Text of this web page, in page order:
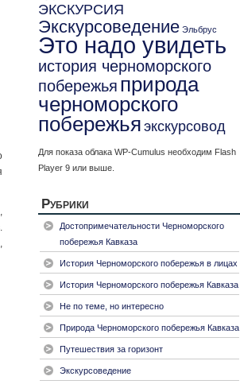
ЭКСКУРСИЯ
Экскурсоведение Эльбрус
Это надо увидеть
история черноморского
побережья природа
черноморского
побережьяэкскурсовод
Для показа облака WP-Cumulus необходим Flash
Player 9 или выше.
Рубрики
Достопримечательности Черноморского
побережья Кавказа
История Черноморского побережья в лицах
История Черноморского побережья Кавказа
Не по теме, но интересно
Природа Черноморского побережья Кавказа
Путешествия за горизонт
Экскурсоведение